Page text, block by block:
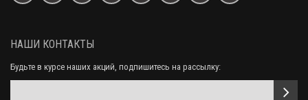
НАШИ КОНТАКТЫ
Будьте в курсе наших акций, подпишитесь на рассылку: